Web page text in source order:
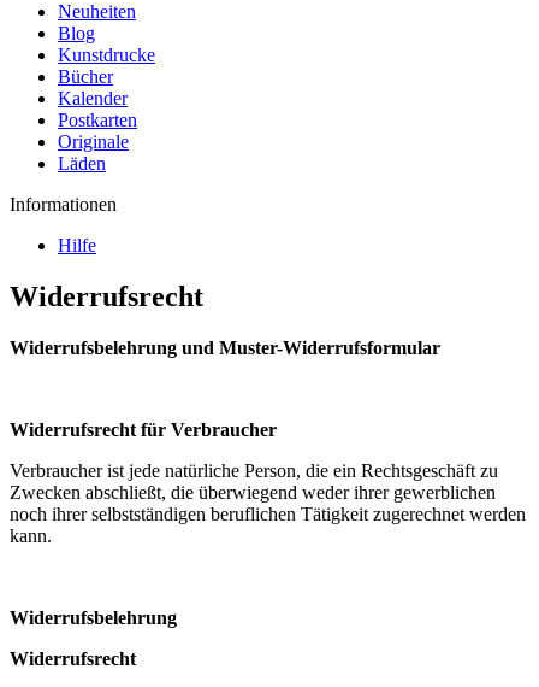
Neuheiten
Blog
Kunstdrucke
Bücher
Kalender
Postkarten
Originale
Läden
Informationen
Hilfe
Widerrufsrecht
Widerrufsbelehrung und Muster-Widerrufsformular
Widerrufsrecht für Verbraucher
Verbraucher ist jede natürliche Person, die ein Rechtsgeschäft zu
Zwecken abschließt, die überwiegend weder ihrer gewerblichen
noch ihrer selbstständigen beruflichen Tätigkeit zugerechnet werden
kann.
Widerrufsbelehrung
Widerrufsrecht